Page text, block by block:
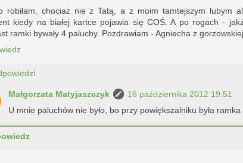
robiłam, chociaż nie z Tatą, a z moim tamtejszym lubym
kiedy na białej kartce pojawia się COŚ. A po rogach -
ramki bywały 4 paluchy. Pozdrawiam - Agniecha z
Małgorzata Matyjaszczyk
16 października 2012 19:51
U mnie paluchów nie było, bo przy powiększalniku była